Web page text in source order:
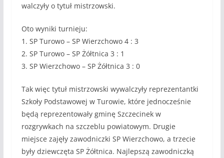
walczyły o tytuł mistrzowski.
Oto wyniki turnieju:
1. SP Turowo – SP Wierzchowo 4 : 3
2. SP Turowo – SP Żółtnica 3 : 1
3. SP Wierzchowo – SP Żółtnica 3 : 0
Tak więc tytuł mistrzowski wywalczyły reprezentantki
Szkoły Podstawowej w Turowie, które jednocześnie
będą reprezentowały gminę Szczecinek w
rozgrywkach na szczeblu powiatowym. Drugie
miejsce zajęły zawodniczki SP Wierzchowo, a trzecie
były dziewczęta SP Żółtnica. Najlepszą zawodniczką